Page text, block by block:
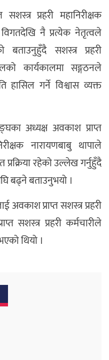
प्रहरी महानिरीक्षक
नै प्रत्येक नेतृत्वले
सशस्त्र प्रहरी
कार्यकालमा सङ्गठनले
हासिल गर्ने विश्वास व्यक्त
अध्यक्ष अवकाश प्राप्त
नारायणबाबु थापाले
प्रक्रिया रहेको उल्लेख गर्नुहुँदै
बढ्ने बताउनुभयो ।
अवकाश प्राप्त सशस्त्र प्रहरी
सशस्त्र प्रहरी कर्मचारीले
थियो ।